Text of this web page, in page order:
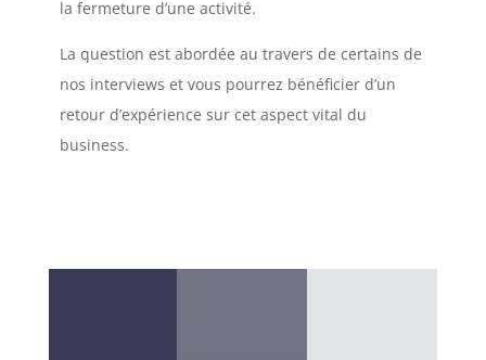
la fermeture d’une activité.
La question est abordée au travers de certains de
nos interviews et vous pourrez bénéficier d’un
retour d’expérience sur cet aspect vital du
business.